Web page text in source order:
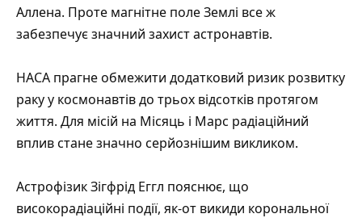
Аллена. Проте магнітне поле Землі все ж
забезпечує значний захист астронавтів.
НАСА прагне обмежити додатковий ризик розвитку
раку у космонавтів до трьох відсотків протягом
життя. Для місій на Місяць і Марс радіаційний
вплив стане значно серйознішим викликом.
Астрофізик Зігфрід Еггл пояснює, що
високорадіаційні події, як-от викиди корональної